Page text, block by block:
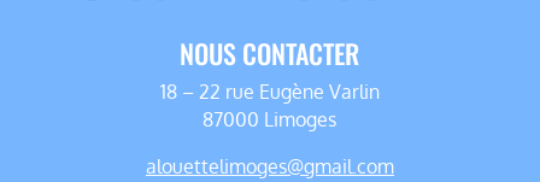
NOUS CONTACTER
18 – 22 rue Eugène Varlin
87000 Limoges
alouettelimoges@gmail.com